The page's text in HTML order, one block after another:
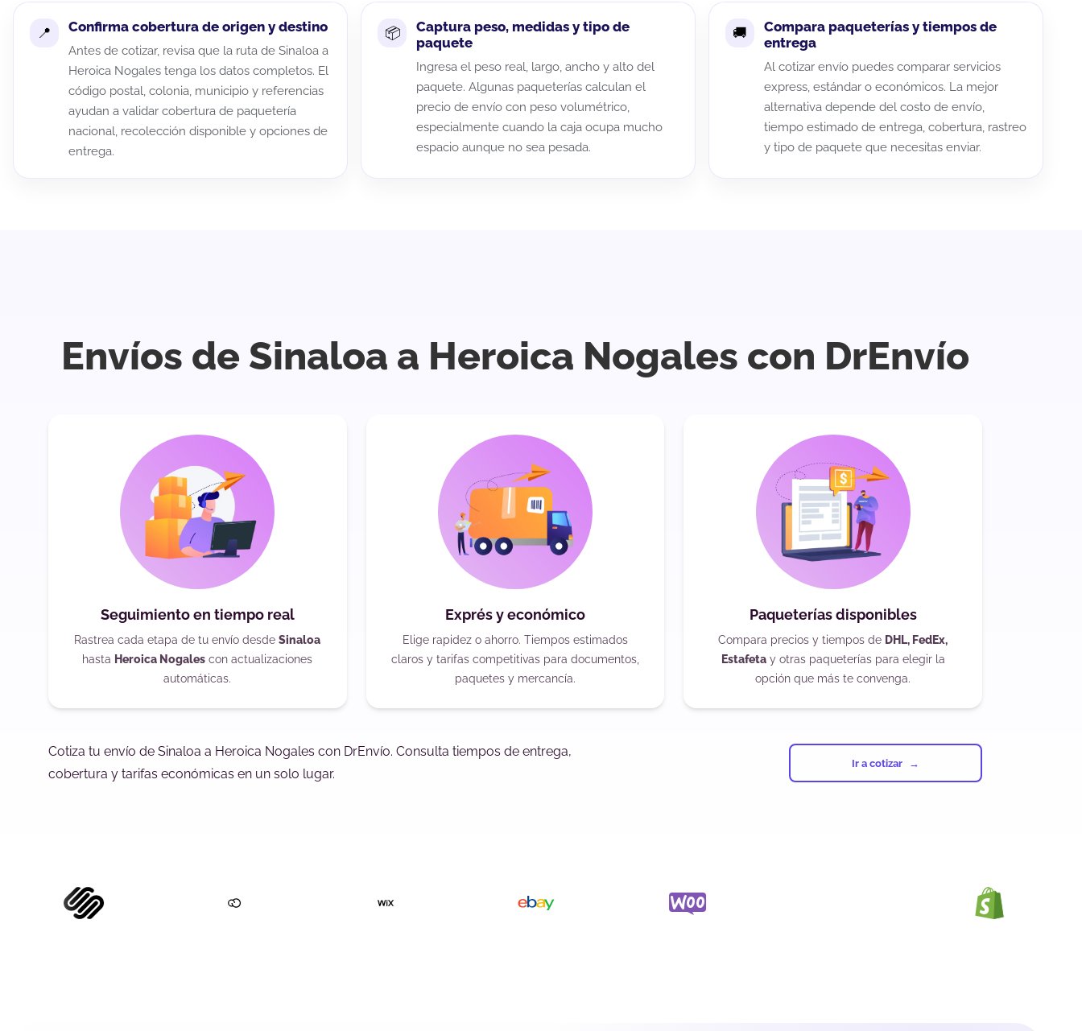
Confirma cobertura de origen y destino
Antes de cotizar, revisa que la ruta de Sinaloa a
Heroica Nogales tenga los datos completos. El
código postal, colonia, municipio y referencias
ayudan a validar cobertura de paquetería
nacional, recolección disponible y opciones de
entrega.
Captura peso, medidas y tipo de
paquete
Ingresa el peso real, largo, ancho y alto del
paquete. Algunas paqueterías calculan el
precio de envío con peso volumétrico,
especialmente cuando la caja ocupa mucho
espacio aunque no sea pesada.
Compara paqueterías y tiempos de
entrega
Al cotizar envío puedes comparar servicios
express, estándar o económicos. La mejor
alternativa depende del costo de envío,
tiempo estimado de entrega, cobertura, rastreo
y tipo de paquete que necesitas enviar.
Envíos de Sinaloa a Heroica Nogales con DrEnvío
Seguimiento en tiempo real
Rastrea cada etapa de tu envío desdeSinaloa
hasta Heroica Nogales con actualizaciones
automáticas.
Exprés y económico
Elige rapidez o ahorro. Tiempos estimados
claros y tarifas competitivas para documentos,
paquetes y mercancía.
Paqueterías disponibles
Compara precios y tiempos de DHL, FedEx,
Estafetay otras paqueterías para elegir la
opción que más te convenga.
Cotiza tu envío de Sinaloa a Heroica Nogales con DrEnvío. Consulta tiempos de entrega,
cobertura y tarifas económicas en un solo lugar.
Ir a cotizar